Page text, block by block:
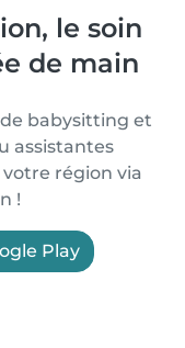
le soin
de main
babysitting et
assistantes
région via
!
Play